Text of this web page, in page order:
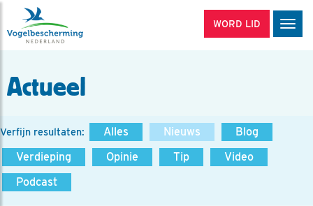
WORD LID
Actueel
Verfijn resultaten: Alles Nieuws
Blog
Verdieping
Opinie Tip
Video
Podcast